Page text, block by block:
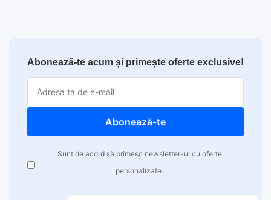
Abonează-te acum și primește oferte exclusive!
Abonează-te
Sunt de acord să primesc newsletter-ul cu oferte
personalizate.